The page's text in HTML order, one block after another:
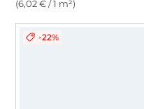
(6,02 € / 1 m²)
-22%